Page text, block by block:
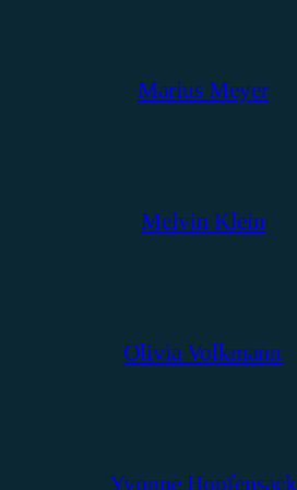
Marius Meyer
Melvin Klein
Olivia Volkmann
Yvonne Hopfensack